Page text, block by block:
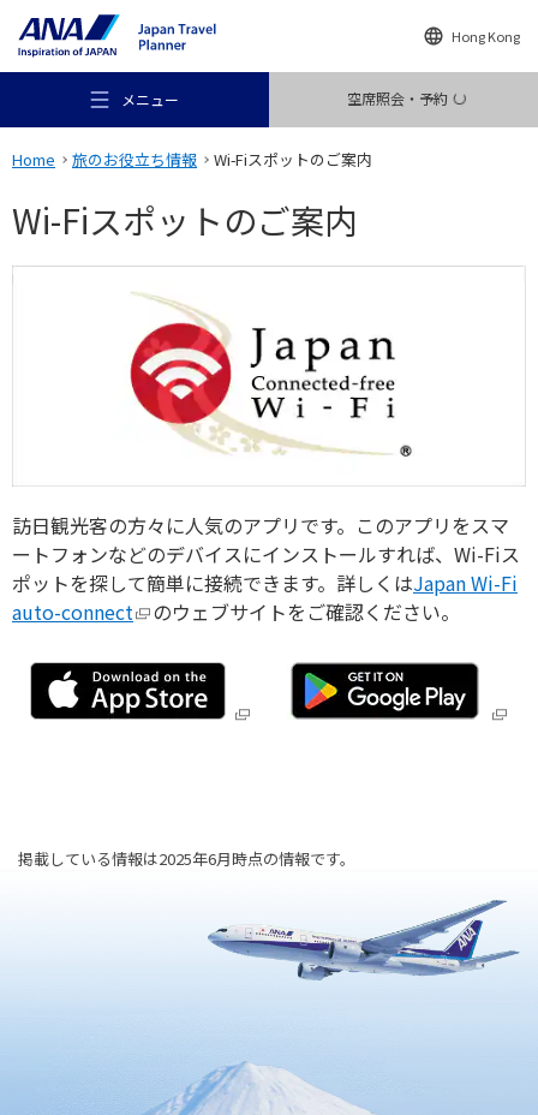
Hong Kong
メニュー 空席照会・予約
おすすめの旅
旅のアイデア
旅のお役立ち情報
ANA サービス
閉じる
Home 旅のお役立ち情報 Wi-Fiスポットのご案内
Wi-Fiスポットのご案内
訪日観光客の方々に人気のアプリです。このアプリをスマ
ートフォンなどのデバイスにインストールすれば、Wi-Fiス
ポットを探して簡単に接続できます。詳しくはJapan Wi-Fi
auto-connect
のウェブサイトをご確認ください。
掲載している情報は2025年6月時点の情報です。